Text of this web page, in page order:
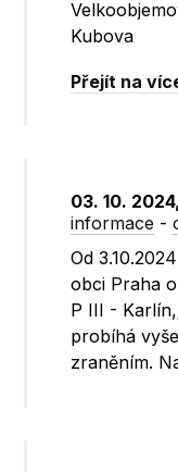
Kubova
Přejít na
03. 10.
informace -
Od
obci Praha
P III -
probíhá
zraněním.